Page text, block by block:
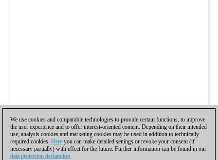
We use cookies and comparable technologies to provide certain functions, to improve
the user experience and to offer interest-oriented content. Depending on their intended
use, analysis cookies and marketing cookies may be used in addition to technically
required cookies. Here you can make detailed settings or revoke your consent (if
necessary partially) with effect for the future. Further information can be found in our
data protection declaration.